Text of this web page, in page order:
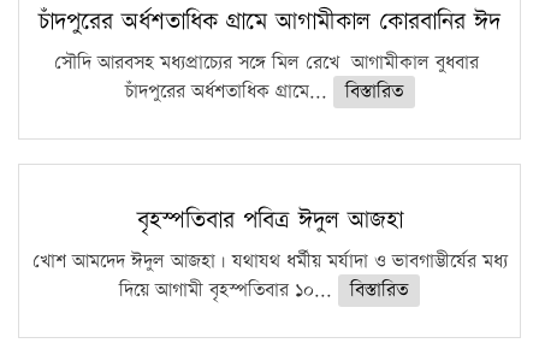
চাঁদপুরের অর্ধশতাধিক গ্রামে আগামীকাল কোরবানির ঈদ
সৌদি আরবসহ মধ্যপ্রাচ্যের সঙ্গে মিল রেখে আগামীকাল বুধবার
চাঁদপুরের অর্ধশতাধিক গ্রামে...
বিস্তারিত
বৃহস্পতিবার পবিত্র ঈদুল আজহা
খোশ আমদেদ ঈদুল আজহা। যথাযথ ধর্মীয় মর্যাদা ও ভাবগাম্ভীর্যের মধ্য
দিয়ে আগামী বৃহস্পতিবার ১০...
বিস্তারিত